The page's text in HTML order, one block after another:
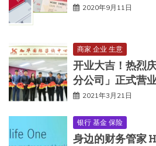
2020年9月11日
商家 企业 生意
开业大吉！热烈
分公司」正式营
2021年3月21日
银行 基金 保险
身边的财务管家